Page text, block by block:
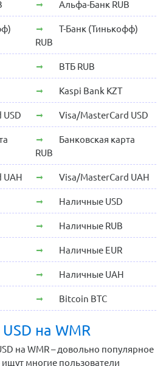
Альфа-Банк RUB
Т-Банк (Тинькофф)
RUB
ВТБ RUB
Kaspi Bank KZT
Visa/MasterCard USD
Банковская карта
RUB
UAH Visa/MasterCard UAH
Наличные USD
Наличные RUB
Наличные EUR
Наличные UAH
Bitcoin BTC
на WMR
на WMR – довольно популярное
многие пользователи